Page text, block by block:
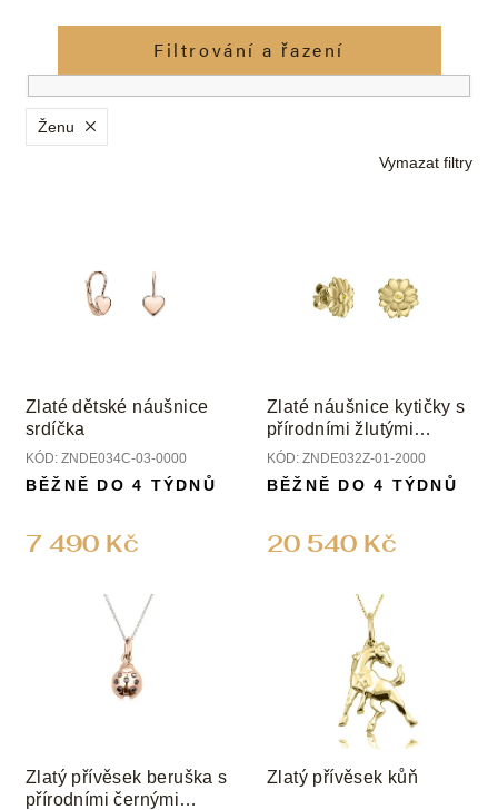
z
n
í
p
r
Filtrování a řazení
Ženu
Vymazat filtry
o
d
u
k
ů
Zlaté dětské náušnice
srdíčka
KÓD: ZNDE034C-03-0000
7 490 Kč
BĚŽNĚ DO 4 TÝDNŮ
Zlaté náušnice kytičky s
přírodními žlutými
diamanty
KÓD: ZNDE032Z-01-2000
20 540 Kč
BĚŽNĚ DO 4 TÝDNŮ
Zlatý přívěsek beruška s
přírodními černými
Zlatý přívěsek kůň